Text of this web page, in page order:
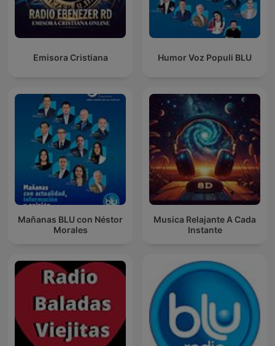
Emisora Cristiana Humor Voz Populi BLU
Mañanas BLU con Néstor
Morales
Musica Relajante A Cada
Instante